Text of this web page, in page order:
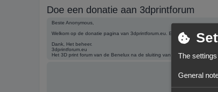
Doe een donatie aan 3dprintforum
Beste Anonymous,
Welkom op de donatie pagina van 3dprintforum.eu. Een donatie helpt
Dank, Het beheer.
3dprintforum.eu
Het 3D print forum van de Benelux na de sluiting van 3dprintforum.nl
The
General